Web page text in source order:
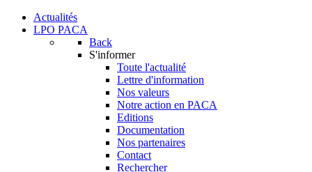
Actualités
LPO PACA
Back
S'informer
Toute l'actualité
Lettre d'information
Nos valeurs
Notre action en PACA
Editions
Documentation
Nos partenaires
Contact
Rechercher